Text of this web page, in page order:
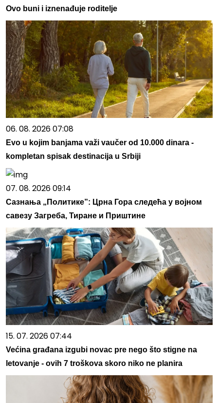
Ovo buni i iznenađuje roditelje
06. 08. 2026 07:08
Evo u kojim banjama važi vaučer od 10.000 dinara -
kompletan spisak destinacija u Srbiji
07. 08. 2026 09:14
Сазнања „Политике”: Црна Гора следећа у војном
савезу Загреба, Тиране и Приштине
15. 07. 2026 07:44
Većina građana izgubi novac pre nego što stigne na
letovanje - ovih 7 troškova skoro niko ne planira